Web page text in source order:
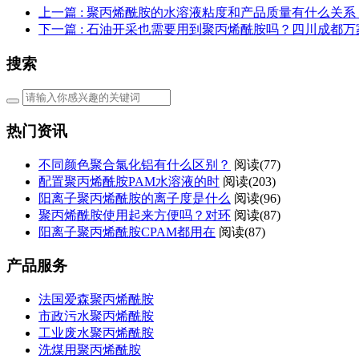
上一篇 : 聚丙烯酰胺的水溶液粘度和产品质量有什么关
下一篇 : 石油开采也需要用到聚丙烯酰胺吗？四川成都万
搜索
热门资讯
不同颜色聚合氯化铝有什么区别？ 阅读(77)
配置聚丙烯酰胺PAM水溶液的时 阅读(203)
阳离子聚丙烯酰胺的离子度是什么 阅读(96)
聚丙烯酰胺使用起来方便吗？对环 阅读(87)
阳离子聚丙烯酰胺CPAM都用在 阅读(87)
产品服务
法国爱森聚丙烯酰胺
市政污水聚丙烯酰胺
工业废水聚丙烯酰胺
洗煤用聚丙烯酰胺